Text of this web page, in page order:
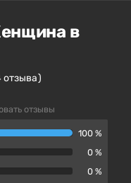
в
отзыва )
отзывы
100 %
0 %
0 %